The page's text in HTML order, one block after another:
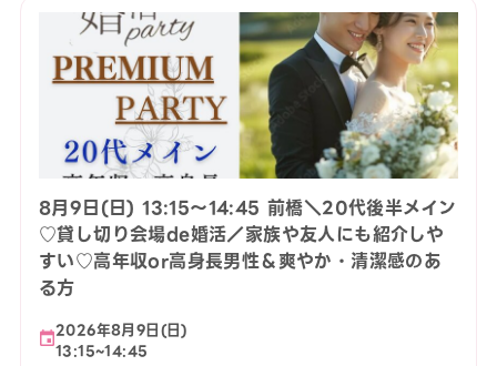
8月9日(日) 13:15〜14:45 前橋＼20代後半メイン
♡貸し切り会場de婚活／家族や友人にも紹介しや
すい♡高年収or高身長男性＆爽やか・清潔感のあ
る方
2026年8月9日(日)
13:15~14:45